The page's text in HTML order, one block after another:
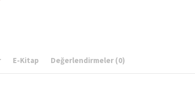
E-Kitap Değerlendirmeler (0)